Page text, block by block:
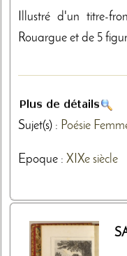
Illustré d'un titre-
Rouargue et de 5
Sujet(s) : Poésie
Epoque : XIXe siècle